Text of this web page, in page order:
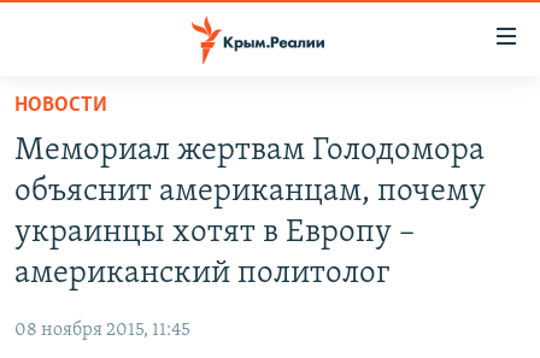
Вернуться
основному
содержанию
главной
Вернутся
СПЕЦПРОЕКТЫ
КАРТА ВОЕННЫХ ОБЪЕКТОВ КРЫМА
ИНТЕРАКТИВ
РАДІО СВОБОДА
НОВОСТИ
Мемориал жертвам Голодомора
объяснит американцам, почему
украинцы хотят в Европу –
американский политолог
08 ноября 2015, 11:45